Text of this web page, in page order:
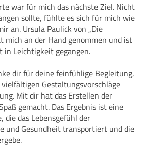
war für mich das nächste Ziel. Nicht
sollte, fühlte es sich für mich wie
an. Ursula Paulick von „Die
mich an der Hand genommen und ist
Leichtigkeit gegangen.
dir für deine feinfühlige Begleitung,
Gestaltungsvorschläge
Mit dir hat das Erstellen der
gemacht. Das Ergebnis ist eine
das Lebensgefühl der
und Gesundheit transportiert und die